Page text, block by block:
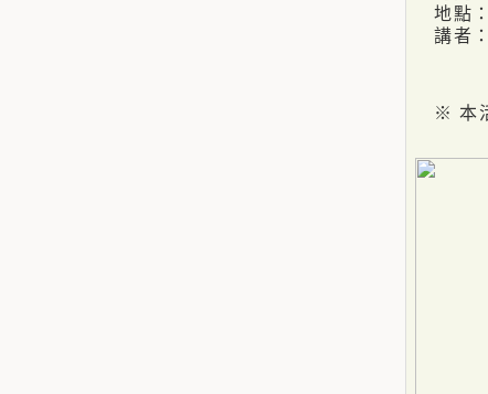
地點
講者：
王俊
※ 本活